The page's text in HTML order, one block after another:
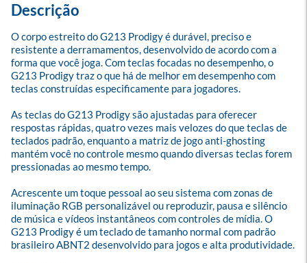
Descrição
O corpo estreito do G213 Prodigy é durável, preciso e
resistente a derramamentos, desenvolvido de acordo com a
forma que você joga. Com teclas focadas no desempenho, o
G213 Prodigy traz o que há de melhor em desempenho com
teclas construídas especificamente para jogadores.
As teclas do G213 Prodigy são ajustadas para oferecer
respostas rápidas, quatro vezes mais velozes do que teclas de
teclados padrão, enquanto a matriz de jogo anti-ghosting
mantém você no controle mesmo quando diversas teclas forem
pressionadas ao mesmo tempo.
Acrescente um toque pessoal ao seu sistema com zonas de
iluminação RGB personalizável ou reproduzir, pausa e silêncio
de música e vídeos instantâneos com controles de mídia. O
G213 Prodigy é um teclado de tamanho normal com padrão
brasileiro ABNT2 desenvolvido para jogos e alta produtividade.